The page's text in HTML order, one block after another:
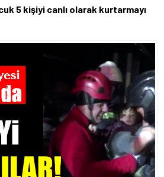
5 kişiyi canlı olarak kurtarmayı